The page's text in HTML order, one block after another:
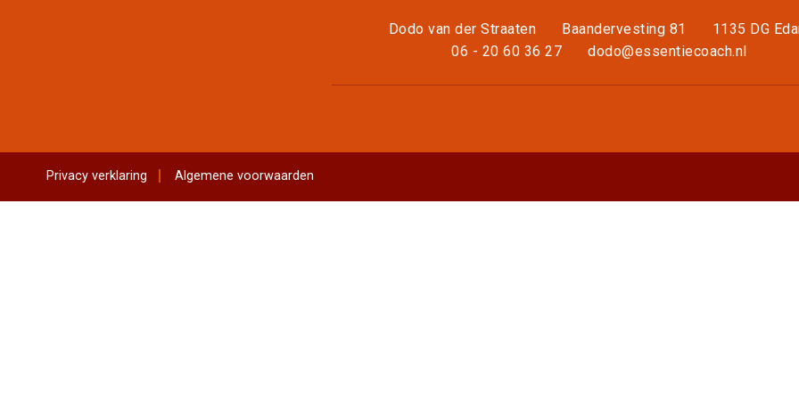
Dodo van der Straaten Baandervesting 81
1135 DG
06 - 20 60 36 27
dodo@essentiecoach.nl
Privacy verklaring Algemene voorwaarden